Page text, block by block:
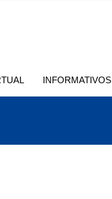
INFORMATIVOS